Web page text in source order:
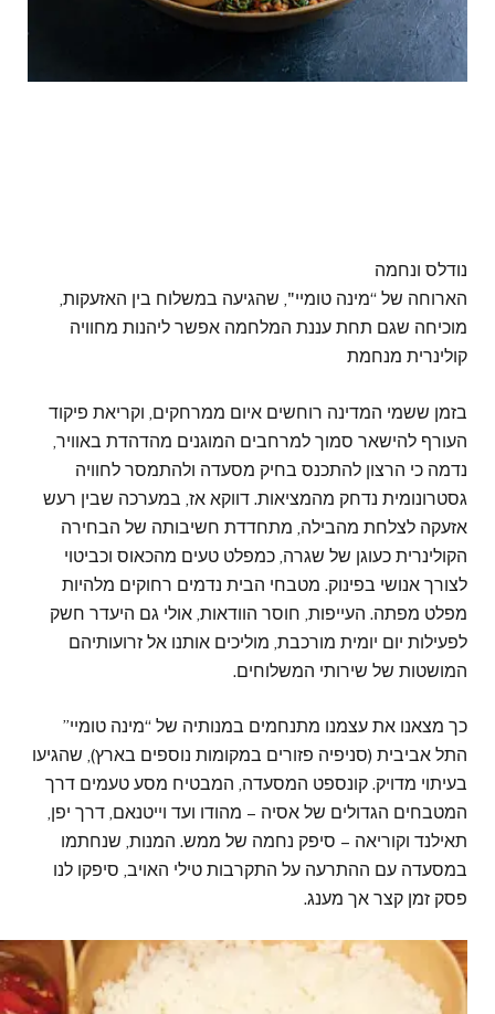
נודלס ונחמה
הארוחה של “מינה טומיי", שהגיעה במשלוח בין האזעקות,
מוכיחה שגם תחת עננת המלחמה אפשר ליהנות מחוויה
קולינרית מנחמת
בזמן ששמי המדינה רוחשים איום ממרחקים, וקריאת פיקוד
העורף להישאר סמוך למרחבים המוגנים מהדהדת באוויר,
נדמה כי הרצון להתכנס בחיק מסעדה ולהתמסר לחוויה
גסטרונומית נדחק מהמציאות. דווקא אז, במערכה שבין רעש
אזעקה לצלחת מהבילה, מתחדדת חשיבותה של הבחירה
הקולינרית כעוגן של שגרה, כמפלט טעים מהכאוס וכביטוי
לצורך אנושי בפינוק. מטבחי הבית נדמים רחוקים מלהיות
מפלט מפתה. העייפות, חוסר הוודאות, אולי גם היעדר חשק
לפעילות יום יומית מורכבת, מוליכים אותנו אל זרועותיהם
המושטות של שירותי המשלוחים.
כך מצאנו את עצמנו מתנחמים במנותיה של “מינה טומיי”
התל אביבית (סניפיה פזורים במקומות נוספים בארץ), שהגיעו
בעיתוי מדויק. קונספט המסעדה, המבטיח מסע טעמים דרך
המטבחים הגדולים של אסיה – מהודו ועד וייטנאם, דרך יפן,
תאילנד וקוריאה – סיפק נחמה של ממש. המנות, שנחתמו
במסעדה עם ההתרעה על התקרבות טילי האויב, סיפקו לנו
פסק זמן קצר אך מענג.